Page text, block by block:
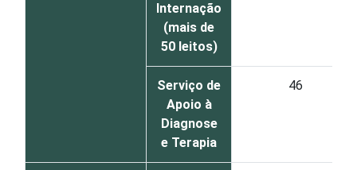
Internação
(mais de
50 leitos)
Serviço de
Apoio à
Diagnose
e Terapia
46